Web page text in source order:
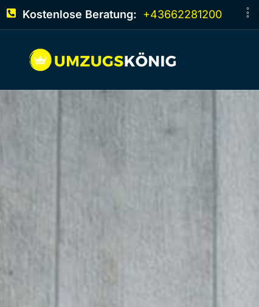
Kostenlose Beratung: +43662281200